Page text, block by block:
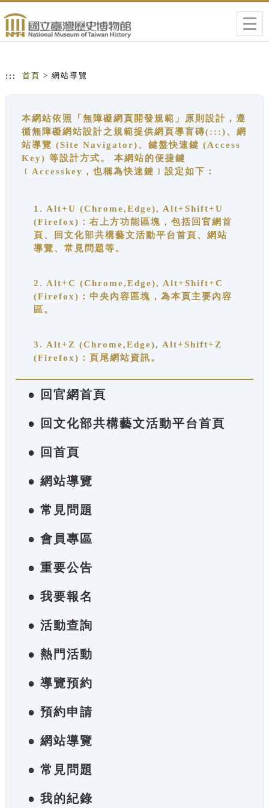
::: 首頁 > 網站導覽
本網站依照「無障礙網頁開發規範」原則設計，遵
循無障礙網站設計之規範提供網頁導盲磚(:::)、網
站導覽 (Site Navigator)、鍵盤快速鍵 (Access
Key) 等設計方式。 本網站的便捷鍵
﹝Accesskey，也稱為快速鍵﹞設定如下：
1. Alt+U (Chrome,Edge), Alt+Shift+U
(Firefox)：右上方功能區塊，包括回官網首
頁、回文化部共構藝文活動平台首頁、網站
導覽、常見問題等。
2. Alt+C (Chrome,Edge), Alt+Shift+C
(Firefox)：中央內容區塊，為本頁主要內容
區。
3. Alt+Z (Chrome,Edge), Alt+Shift+Z
(Firefox)：頁尾網站資訊。
● 回官網首頁
● 回文化部共構藝文活動平台首頁
● 回首頁
● 網站導覽
● 常見問題
● 會員專區
● 重要公告
● 我要報名
● 活動查詢
● 熱門活動
● 導覽預約
● 預約申請
● 網站導覽
● 常見問題
● 我的紀錄